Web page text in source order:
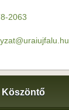
2063
Köszöntő